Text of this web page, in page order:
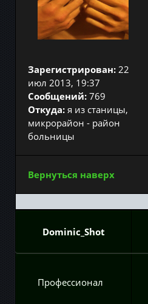
Зарегистрирован: 22
июл 2013, 19:37
Сообщений: 769
Откуда: я из станицы,
микрорайон - район
больницы
Вернуться наверх
Dominic_Shot
Профессионал